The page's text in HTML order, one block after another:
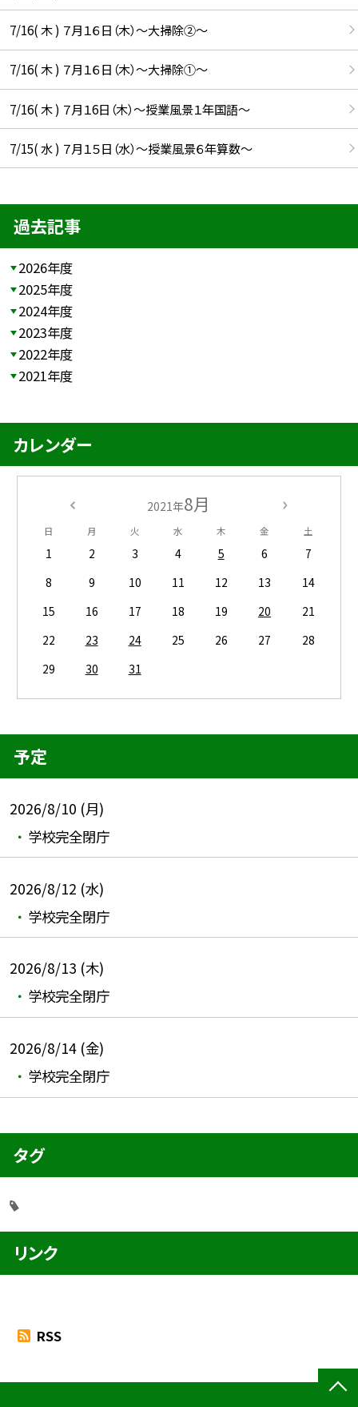
7/16( 木 ) ７月１６日（木）～大掃除②～
7/16( 木 ) ７月１６日（木）～大掃除①～
7/16( 木 ) ７月１6日（木）～授業風景１年国語～
7/15( 水 ) ７月１５日（水）～授業風景６年算数～
過去記事
2026年度
2025年度
2024年度
2023年度
2022年度
2021年度
カレンダー
2021年8月
日 月 火 水 木 金 土
1 2 3 4 5 6
7
8
9 10 11 12 13
14
15
16 17 18 19 20
21
22
23 24 25 26 27
28
29
30 31
予定
2026/8/10 (月)
学校完全閉庁
2026/8/12 (水)
学校完全閉庁
2026/8/13 (木)
学校完全閉庁
2026/8/14 (金)
学校完全閉庁
タグ
リンク
RSS